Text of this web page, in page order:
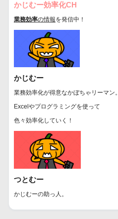
かじむー効率化CH
業務効率の情報を発信中！
かじむー
業務効率化が得意なかぼちゃリーマン。
Excelやプログラミングを使って
色々効率化していく！
つとむー
かじむーの助っ人。